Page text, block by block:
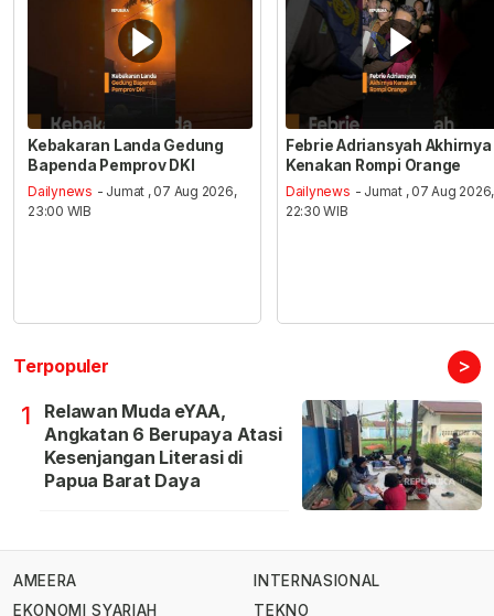
Kebakaran Landa Gedung
Bapenda Pemprov DKI
Dailynews - Jumat , 07 Aug 2026,
23:00 WIB
Febrie Adriansyah Akhirnya
Kenakan Rompi Orange
Dailynews - Jumat , 07 Aug 2026,
22:30 WIB
Terpopuler >
1
Relawan Muda eYAA,
Angkatan 6 Berupaya Atasi
Kesenjangan Literasi di
Papua Barat Daya
AMEERA
EKONOMI SYARIAH
INTERNASIONAL
TEKNO